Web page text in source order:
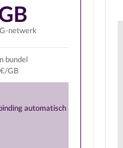
netwerk
bundel
GB
automatisch